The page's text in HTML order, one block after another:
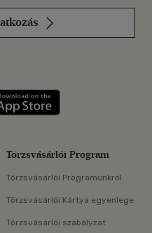
Szerezd meg: Google
Törzsvásárlói Program
Törzsvásárlói Programunkról
Törzsvásárlói Kártya egyenlege
Törzsvásárlói szabályzat